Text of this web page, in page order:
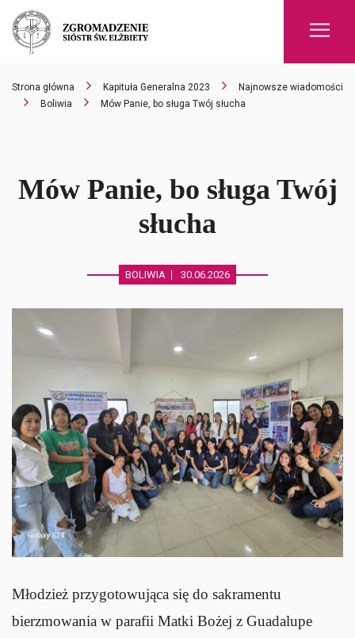
Strona główna Kapituła Generalna 2023
Najnowsze wiadomości
Boliwia
Mów Panie, bo sługa Twój słucha
Mów Panie, bo sługa Twój
słucha
BOLIWIA 30.06.2026
Młodzież przygotowująca się do sakramentu
bierzmowania w parafii Matki Bożej z Guadalupe